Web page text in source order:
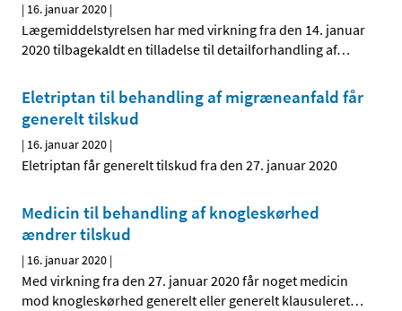
| 16. januar 2020 |
Lægemiddelstyrelsen har med virkning fra den 14. januar
2020 tilbagekaldt en tilladelse til detailforhandling af…
Eletriptan til behandling af migræneanfald får
generelt tilskud
| 16. januar 2020 |
Eletriptan får generelt tilskud fra den 27. januar 2020
Medicin til behandling af knogleskørhed
ændrer tilskud
| 16. januar 2020 |
Med virkning fra den 27. januar 2020 får noget medicin
mod knogleskørhed generelt eller generelt klausuleret…